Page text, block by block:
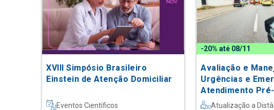
XVIII Simpósio Brasileiro
Einstein de Atenção Domiciliar
Eventos Científicos
-20% até 08/11
Avaliação e
Urgências e
Atendimento
Atuação do
Atualização a